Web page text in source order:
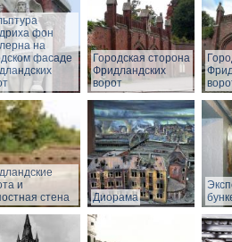
фон
на
фасаде
Городская сторона
Фридландских
ворот
и
стена
Диорама